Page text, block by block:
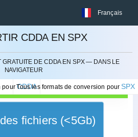
Français
CDDA EN SPX
GRATUITE DE CDDA EN SPX — DANS LE
NAVIGATEUR
pourCDDA
Tous les formats de conversion pour SPX
fichiers (<5Gb)